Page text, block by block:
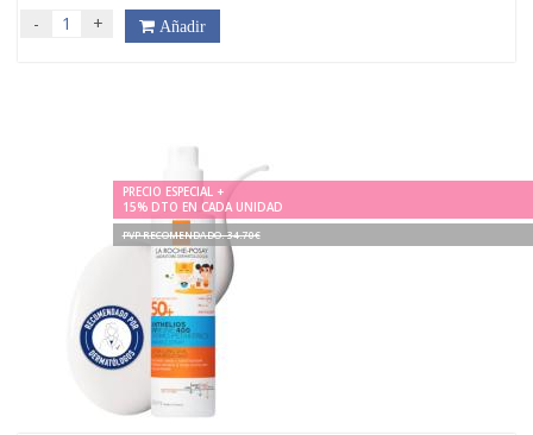
- + Añadir
PRECIO ESPECIAL +
15% DTO EN CADA UNIDAD
PVP RECOMENDADO. 34.70€